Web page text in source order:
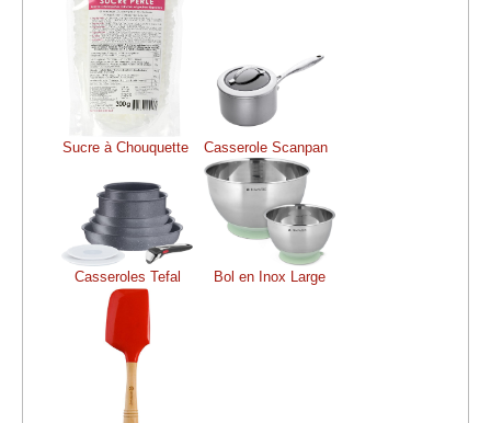
Sucre à Chouquette Casserole Scanpan
Casseroles Tefal Bol en Inox Large